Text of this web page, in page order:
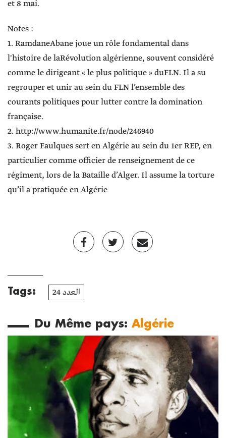
et 8 mai.
Notes :
1. RamdaneAbane joue un rôle fondamental dans
l'histoire de laRévolution algérienne, souvent considéré
comme le dirigeant « le plus politique » duFLN. Il a su
regrouper et unir au sein du FLN l’ensemble des
courants politiques pour lutter contre la domination
française.
2. http://www.humanite.fr/node/246940
3. Roger Faulques sert en Algérie au sein du 1er REP, en
particulier comme officier de renseignement de ce
régiment, lors de la Bataille d’Alger. Il assume la torture
qu’il a pratiquée en Algérie
Tags: العدد 24
Du Même pays:Algérie